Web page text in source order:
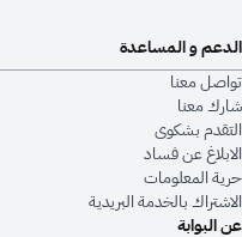
عن البوابة
الدعم و المساعدة
تواصل معنا
شارك معنا
التقدم بشكوى
الابلاغ عن فساد
حرية المعلومات
الاشتراك بالخدمة البريدية